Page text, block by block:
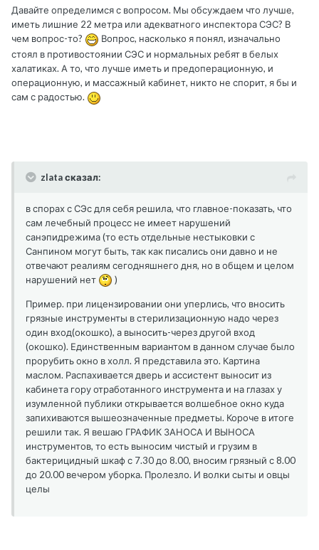
Давайте определимся с вопросом. Мы обсуждаем что лучше,
иметь лишние 22 метра или адекватного инспектора СЭС? В
чем вопрос-то?
Вопрос, насколько я понял, изначально
стоял в противостоянии СЭС и нормальных ребят в белых
халатиках. А то, что лучше иметь и предоперационную, и
операционную, и массажный кабинет, никто не спорит, я бы и
сам с радостью.
zlata сказал:
в спорах с СЭс для себя решила, что главное-показать, что
сам лечебный процесс не имеет нарушений
санэпидрежима (то есть отдельные нестыковки с
Санпином могут быть, так как писались они давно и не
отвечают реалиям сегодняшнего дня, но в общем и целом
нарушений нет
)
Пример. при лицензировании они уперлись, что вносить
грязные инструменты в стерилизационную надо через
один вход(окошко), а выносить-через другой вход
(окошко). Единственным вариантом в данном случае было
прорубить окно в холл. Я представила это. Картина
маслом. Распахивается дверь и ассистент выносит из
кабинета гору отработанного инструмента и на глазах у
изумленной публики открывается волшебное окно куда
запихиваются вышеозначенные предметы. Короче в итоге
решили так. Я вешаю ГРАФИК ЗАНОСА И ВЫНОСА
инструментов, то есть выносим чистый и грузим в
бактерицидный шкаф с 7.30 до 8.00, вносим грязный с 8.00
до 20.00 вечером уборка. Пролезло. И волки сыты и овцы
целы